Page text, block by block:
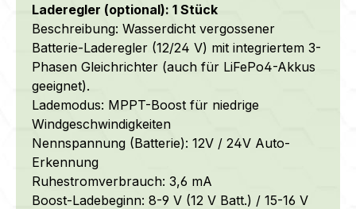
Laderegler (optional): 1 Stück
Beschreibung: Wasserdicht vergossener
Batterie-Laderegler (12/24 V) mit integriertem 3-
Phasen Gleichrichter (auch für LiFePo4-Akkus
geeignet).
Lademodus: MPPT-Boost für niedrige
Windgeschwindigkeiten
Nennspannung (Batterie): 12V / 24V Auto-
Erkennung
Ruhestromverbrauch: 3,6 mA
Boost-Ladebeginn: 8-9 V (12 V Batt.) / 15-16 V